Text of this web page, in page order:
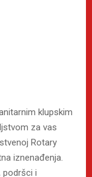
klupskim
za vas
Rotary
iznenađenja.
podršci i